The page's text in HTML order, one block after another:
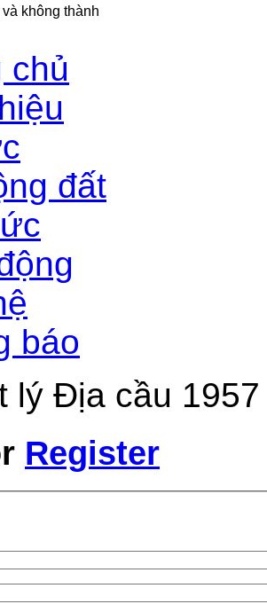
không thành
chủ
đất
báo
lý Địa cầu
Register